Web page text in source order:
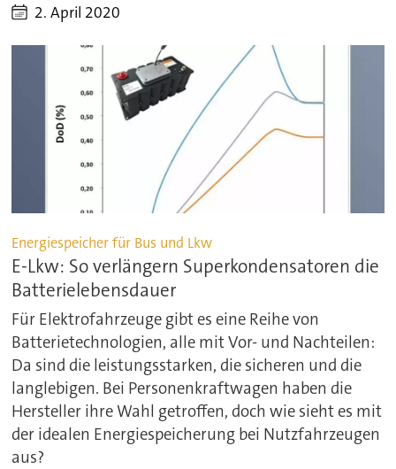
2. April 2020
Energiespeicher für Bus und Lkw
E-Lkw: So verlängern Superkondensatoren die
Batterielebensdauer
Für Elektrofahrzeuge gibt es eine Reihe von
Batterietechnologien, alle mit Vor- und Nachteilen:
Da sind die leistungsstarken, die sicheren und die
langlebigen. Bei Personenkraftwagen haben die
Hersteller ihre Wahl getroffen, doch wie sieht es mit
der idealen Energiespeicherung bei Nutzfahrzeugen
aus?